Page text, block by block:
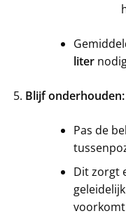
liter
Blijf onderhouden:
Pas de
Dit zorgt